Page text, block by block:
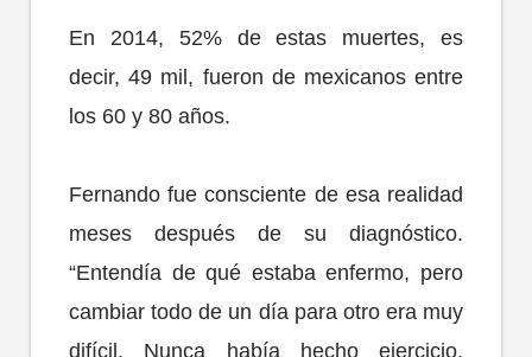
En 2014, 52% de estas muertes, es
decir, 49 mil, fueron de mexicanos entre
los 60 y 80 años.
Fernando fue consciente de esa realidad
meses después de su diagnóstico.
“Entendía de qué estaba enfermo, pero
cambiar todo de un día para otro era muy
difícil. Nunca había hecho ejercicio.